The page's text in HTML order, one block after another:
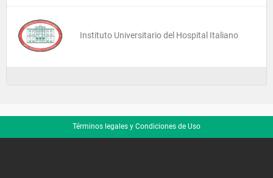
Instituto Universitario del Hospital Italiano
Términos legales y Condiciones de Uso